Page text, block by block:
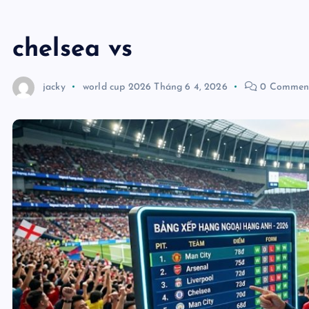
chelsea vs
jacky world cup 2026 Tháng 6 4, 2026 0